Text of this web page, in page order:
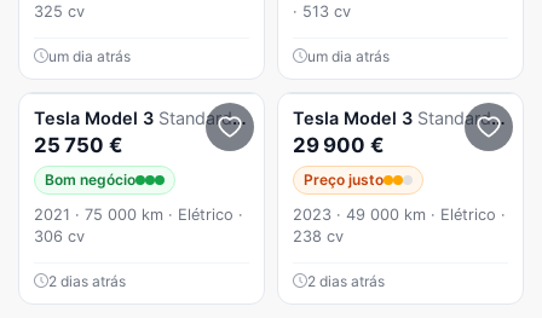
325 cv
um dia atrás
· 513 cv
um dia atrás
Tesla Model 3 Standard Range Plus RWD
25 750 €
Bom negócio
2021 · 75 000 km · Elétrico ·
306 cv
2 dias atrás
Tesla Model 3 Standard Range Plus RWD
29 900 €
Preço justo
2023 · 49 000 km · Elétrico ·
238 cv
2 dias atrás